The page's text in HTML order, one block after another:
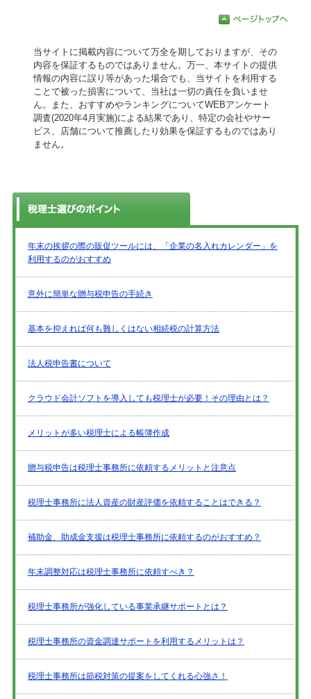
当サイトに掲載内容について万全を期しておりますが、その
内容を保証するものではありません。万一、本サイトの提供
情報の内容に誤り等があった場合でも、当サイトを利用する
ことで被った損害について、当社は一切の責任を負いませ
ん。また、おすすめやランキングについてWEBアンケート
調査(2020年4月実施)による結果であり、特定の会社やサー
ビス、店舗について推薦したり効果を保証するものではあり
ません。
年末の挨拶の際の販促ツールには、「企業の名入れカレンダー」を
利用するのがおすすめ
意外に簡単な贈与税申告の手続き
基本を抑えれば何も難しくはない相続税の計算方法
法人税申告書について
クラウド会計ソフトを導入しても税理士が必要！その理由とは？
メリットが多い税理士による帳簿作成
贈与税申告は税理士事務所に依頼するメリットと注意点
税理士事務所に法人資産の財産評価を依頼することはできる？
補助金、助成金支援は税理士事務所に依頼するのがおすすめ？
年末調整対応は税理士事務所に依頼すべき？
税理士事務所が強化している事業承継サポートとは？
税理士事務所の資金調達サポートを利用するメリットは？
税理士事務所は節税対策の提案をしてくれる心強さ！